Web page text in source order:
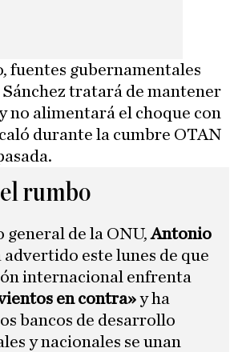
fuentes gubernamentales
tratará de mantener
no alimentará el choque con
durante la cumbre OTAN
rumbo
general de la ONU,Antonio
advertido este lunes de que
internacional enfrenta
en contra»y ha
bancos de desarrollo
y nacionales se unan